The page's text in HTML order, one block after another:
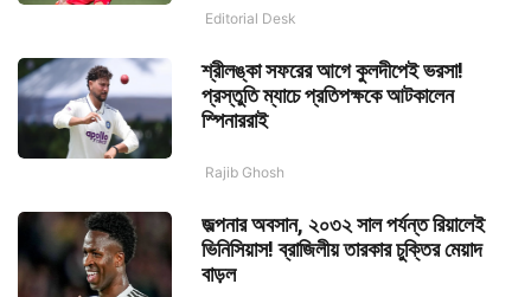
Editorial Desk
শ্রীলঙ্কা সফরের আগে কুলদীপেই ভরসা!
প্রস্তুতি ম্যাচে প্রতিপক্ষকে আটকালেন
স্পিনাররাই
Rajib Ghosh
জল্পনার অবসান, ২০৩২ সাল পর্যন্ত রিয়ালেই
ভিনিসিয়াস! ব্রাজিলীয় তারকার চুক্তির মেয়াদ
বাড়ল